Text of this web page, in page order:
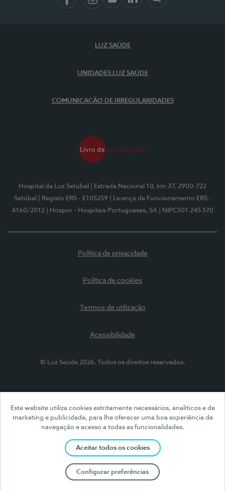
Este website utiliza cookies estritamente necessários, analíticos e de
marketing e publicidade, para lhe oferecer uma boa experiência de
navegação e acesso a todas as funcionalidades.
Aceitar todos os cookies
Configurar preferências
LUZ SAÚDE
UNIDADES LUZ SAÚDE
COMUNICAÇÃO DE IRREGULARIDADES
Hospital da Luz Setúbal
| Estrada Nacional 10, km 37, 2900-722
Setúbal
| Registo ERS - E105259
| Licença de Funcionamento ERS -
4160/2012
| Hospor - Hospitais Portugueses, SA | NIPC501 245 570
Política de privacidade
Política de cookies
Termos de utilização
Acessibilidade
© Luz Saúde 2026. Todos os direitos reservados.